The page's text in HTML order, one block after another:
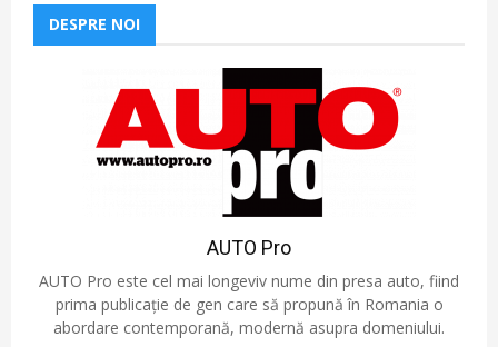
DESPRE NOI
AUTO Pro
AUTO Pro este cel mai longeviv nume din presa auto, fiind
prima publicație de gen care să propună în Romania o
abordare contemporană, modernă asupra domeniului.